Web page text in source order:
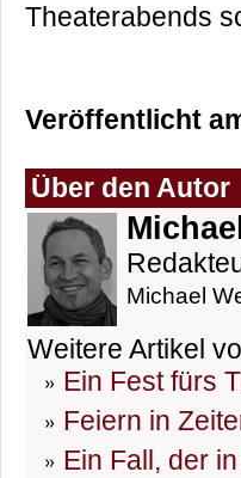
Theaterabends
Veröffentlicht
Über den Autor
Michael
Weitere Artikel
Ein Fest fürs
Feiern in
Ein Fall, der